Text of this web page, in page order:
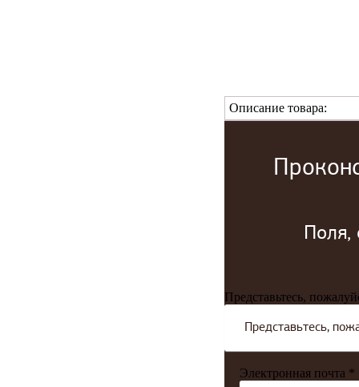
Описание товара:
Поля,
Представьтесь,
Электронная почта *